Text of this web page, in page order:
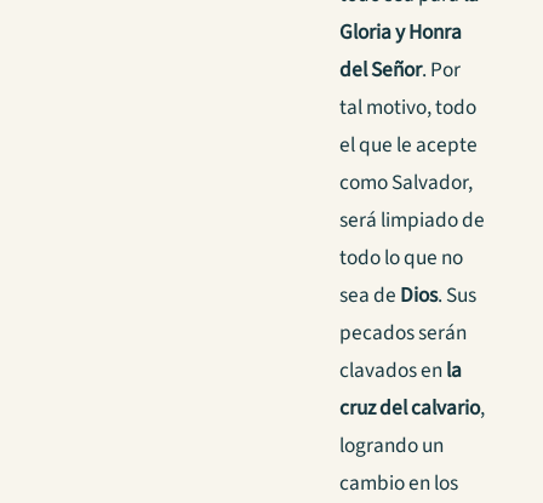
Gloria y Honra
del Señor. Por
tal motivo, todo
el que le acepte
como Salvador,
será limpiado de
todo lo que no
sea de Dios. Sus
pecados serán
clavados enla
cruz del calvario,
logrando un
cambio en los